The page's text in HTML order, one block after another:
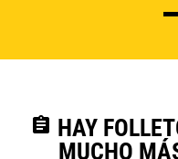
assignment HAY
MUCHO